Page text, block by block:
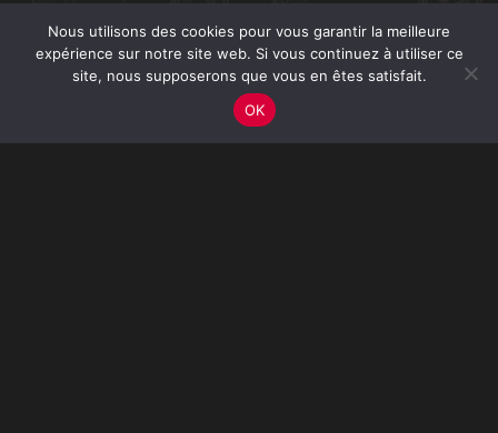
Nous utilisons des cookies pour vous garantir la meilleure
expérience sur notre site web. Si vous continuez à utiliser ce
site, nous supposerons que vous en êtes satisfait.
OK